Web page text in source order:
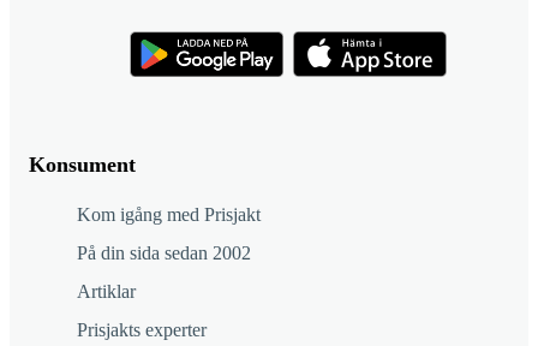
Konsument
Kom igång med Prisjakt
På din sida sedan 2002
Artiklar
Prisjakts experter